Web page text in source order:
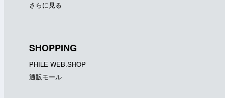
さらに見る
SHOPPING
PHILE WEB.SHOP
通販モール